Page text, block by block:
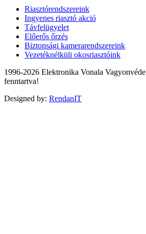
Riasztórendszereink
Ingyenes riasztó akció
Távfelügyelet
Előerős őrzés
Biztonsági kamerarendszereink
Vezetéknélküli okosriasztóink
1996-2026 Elektronika Vonala
fenntartva!
Designed by: RendanIT